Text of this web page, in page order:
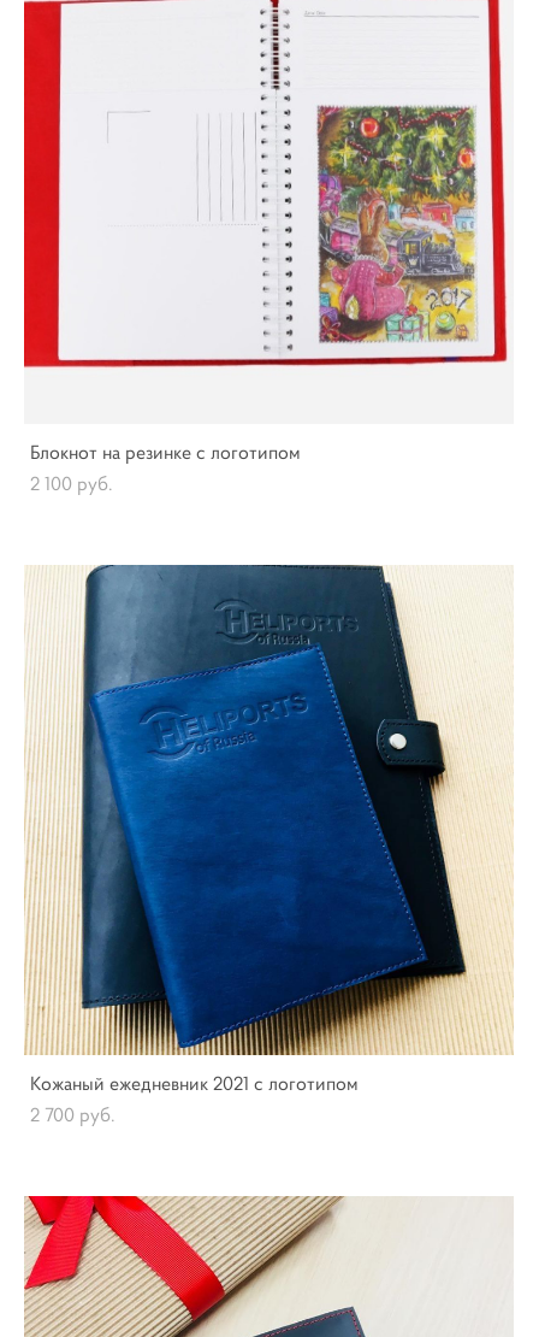
Блокнот на резинке с логотипом
2 100 pуб.
Кожаный ежедневник 2021 с логотипом
2 700 pуб.